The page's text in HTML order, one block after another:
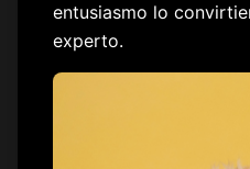
entusiasmo lo
experto.